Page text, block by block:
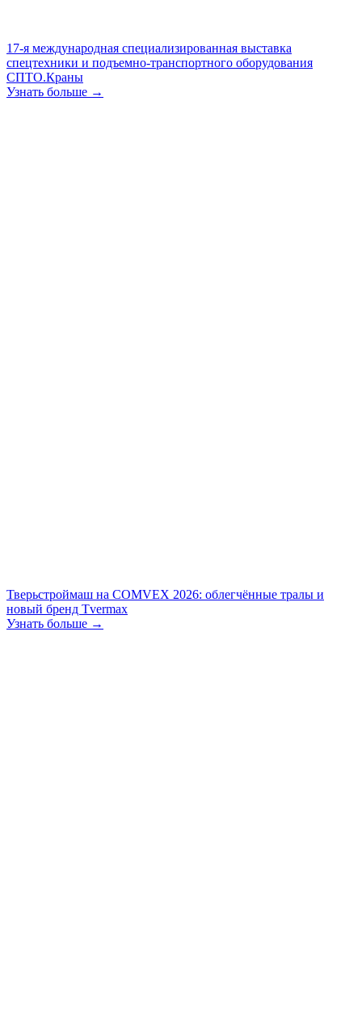
17-я международная специализированная выставка
спецтехники и подъемно-транспортного оборудования
СПТО.Краны
Узнать больше →
Тверьстроймаш на COMVEX 2026: облегчённые тралы и
новый бренд Tvermax
Узнать больше →